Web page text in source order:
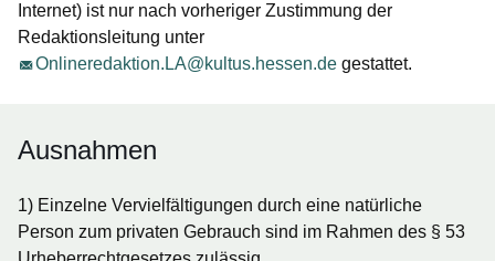
Internet) ist nur nach vorheriger Zustimmung der
Redaktionsleitung unter
Onlineredaktion.LA@kultus.hessen.de gestattet.
Ausnahmen
1) Einzelne Vervielfältigungen durch eine natürliche
Person zum privaten Gebrauch sind im Rahmen des § 53